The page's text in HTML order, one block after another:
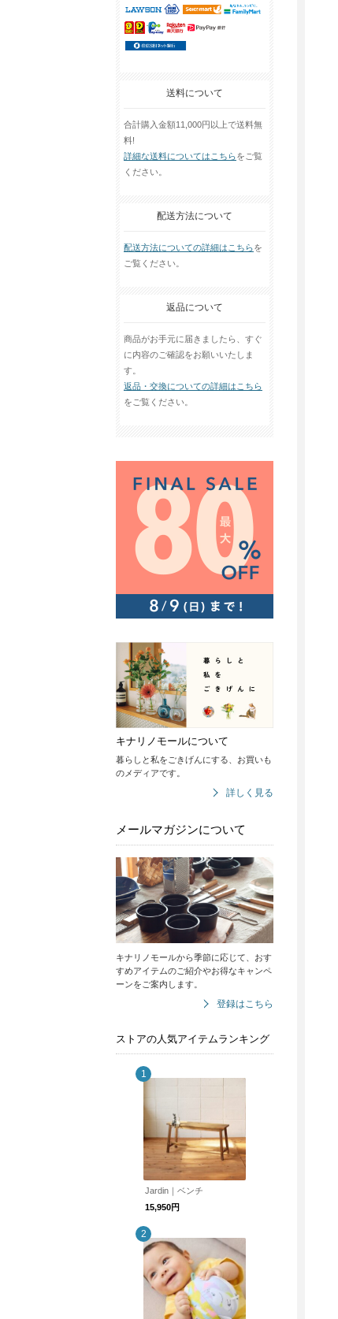
送料について
合計購入金額11,000円以上で送料無
料!
詳細な送料についてはこちらをご覧
ください。
配送方法について
配送方法についての詳細はこちらを
ご覧ください。
返品について
商品がお手元に届きましたら、すぐ
に内容のご確認をお願いいたしま
す。
返品・交換についての詳細はこちら
をご覧ください。
キナリノモールについて
暮らしと私をごきげんにする、お買いも
のメディアです。
詳しく見る
メールマガジンについて
キナリノモールから季節に応じて、おす
すめアイテムのご紹介やお得なキャンペ
ーンをご案内します。
登録はこちら
ストアの人気アイテムランキング
Jardin｜ベンチ
15,950円